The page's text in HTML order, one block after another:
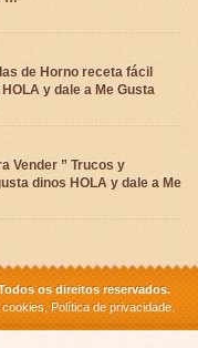
de Horno receta fácil
y dale a Me Gusta
Vender ” Trucos y
dinos HOLA y dale a Me
os direitos reservados.
, Política de privacidade.